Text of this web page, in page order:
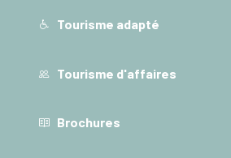
Tourisme adapté
Tourisme d'affaires
Brochures